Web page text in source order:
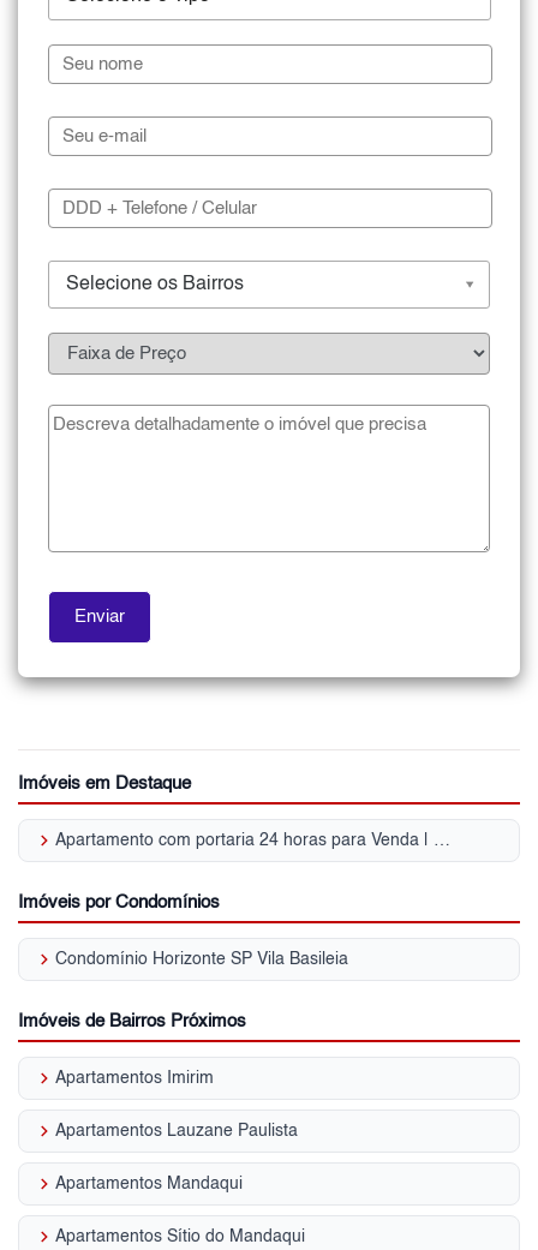
Selecione os Bairros
Imóveis em Destaque
keyboard_arrow_right Apartamento com portaria 24 horas para Venda | Vila Basileia
Imóveis por Condomínios
keyboard_arrow_right Condomínio Horizonte SP Vila Basileia
Imóveis de Bairros Próximos
keyboard_arrow_right Apartamentos Imirim
keyboard_arrow_right Apartamentos Lauzane Paulista
keyboard_arrow_right Apartamentos Mandaqui
keyboard_arrow_right Apartamentos Sítio do Mandaqui